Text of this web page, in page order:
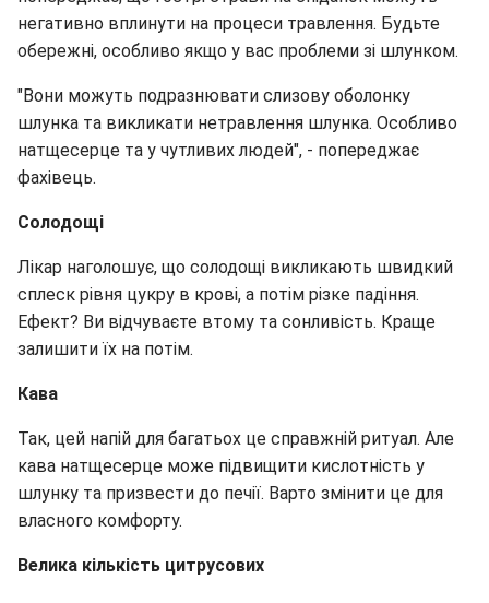
негативно вплинути на процеси травлення. Будьте
обережні, особливо якщо у вас проблеми зі шлунком.
"Вони можуть подразнювати слизову оболонку
шлунка та викликати нетравлення шлунка. Особливо
натщесерце та у чутливих людей", - попереджає
фахівець.
Солодощі
Лікар наголошує, що солодощі викликають швидкий
сплеск рівня цукру в крові, а потім різке падіння.
Ефект? Ви відчуваєте втому та сонливість. Краще
залишити їх на потім.
Кава
Так, цей напій для багатьох це справжній ритуал. Але
кава натщесерце може підвищити кислотність у
шлунку та призвести до печії. Варто змінити це для
власного комфорту.
Велика кількість цитрусових